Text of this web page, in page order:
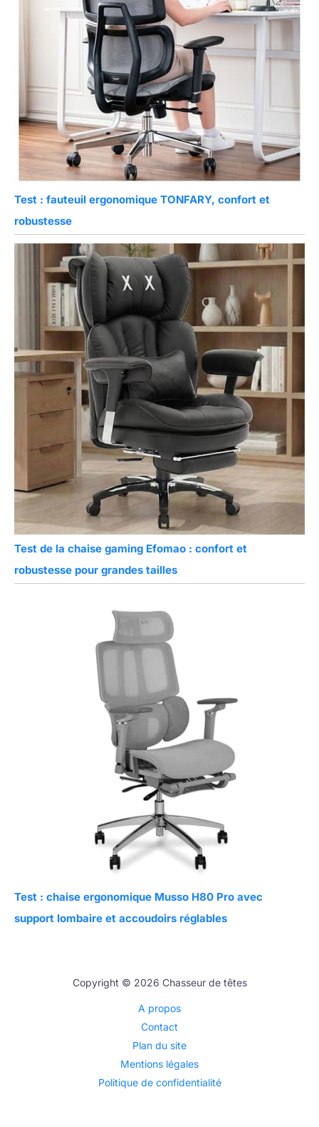
Test : fauteuil ergonomique TONFARY, confort et
robustesse
Test de la chaise gaming Efomao : confort et
robustesse pour grandes tailles
Test : chaise ergonomique Musso H80 Pro avec
support lombaire et accoudoirs réglables
Copyright © 2026 Chasseur de têtes
A propos
Contact
Plan du site
Mentions légales
Politique de confidentialité